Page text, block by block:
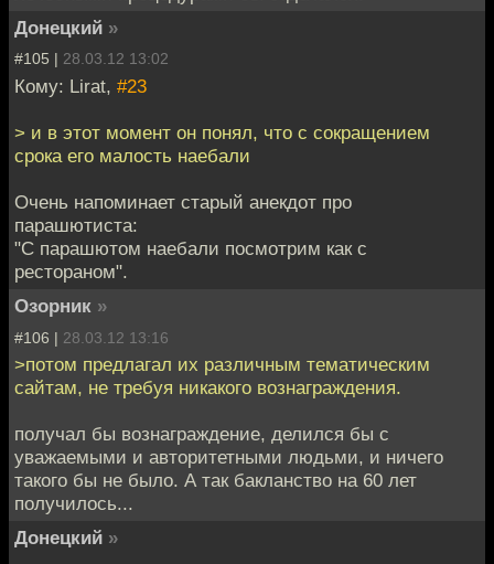
Донецкий »
#105 | 28.03.12 13:02
Кому: Lirat, #23
> и в этот момент он понял, что с сокращением
срока его малость наебали
Очень напоминает старый анекдот про
парашютиста:
"С парашютом наебали посмотрим как с
рестораном".
Озорник »
#106 | 28.03.12 13:16
>потом предлагал их различным тематическим
сайтам, не требуя никакого вознаграждения.
получал бы вознаграждение, делился бы с
уважаемыми и авторитетными людьми, и ничего
такого бы не было. А так бакланство на 60 лет
получилось...
Донецкий »